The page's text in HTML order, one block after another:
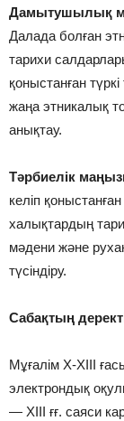
Дамытушылық
Далада болған
тарихи
қоныстанған
жаңа этникалық
анықтау.
Тәрбиелік
келіп
халықтардың
мәдени және
түсіндіру.
Сабақтың
Мұғалім Х-ХІІІ
электрондық
— XIII ғғ. саяси